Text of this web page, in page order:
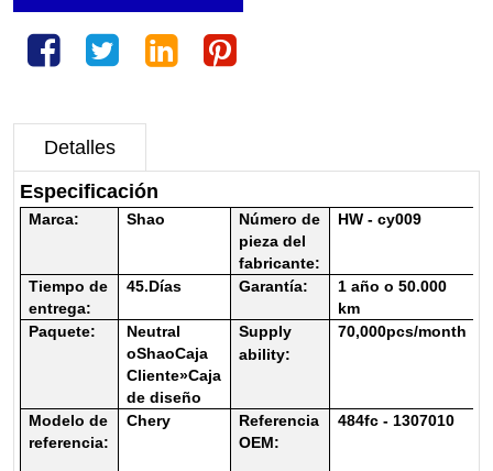
Detalles
Especificación
Marca: Shao
Número de
pieza del
fabricante:
HW - cy009
Tiempo de
entrega:
45.Días Garantía:
1 año o 50.000
km
Paquete:
Neutral
oShaoCaja
Cliente»Caja
de diseño
Supply
ability:
70,000pcs/month
Modelo de
referencia:
Chery
Referencia
OEM:
484fc - 1307010